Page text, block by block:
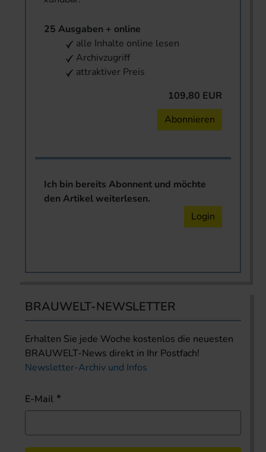
25 Ausgaben + online
alle Inhalte online lesen
Archivzugriff
attraktiver Preis
109,80 EUR
Abonnieren
Ich bin bereits Abonnent und möchte
den Artikel weiterlesen.
Login
BRAUWELT-NEWSLETTER
Erhalten Sie jede Woche kostenlos die neuesten
BRAUWELT-News direkt in Ihr Postfach!
Newsletter-Archiv und Infos
E-Mail